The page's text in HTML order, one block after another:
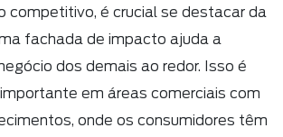
competitivo, é crucial se destacar da
fachada de impacto ajuda a
dos demais ao redor. Isso é
em áreas comerciais com
onde os consumidores têm